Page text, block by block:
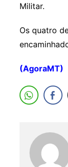
Militar.
Os quatro
(AgoraMT)